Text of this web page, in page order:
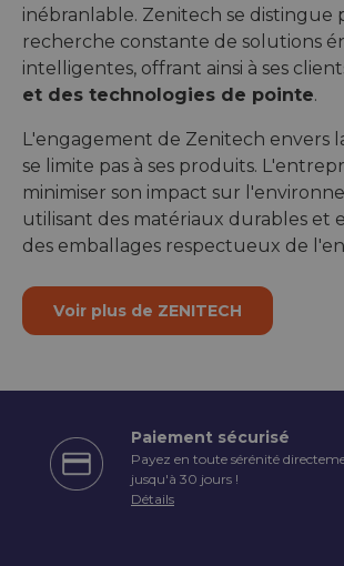
inébranlable. Zenitech se distingue
recherche constante de solutions
intelligentes, offrant ainsi à ses
et des technologies de pointe.
L'engagement de Zenitech envers
se limite pas à ses produits.
minimiser son impact sur
utilisant des matériaux durables et
des emballages respectueux de
Voir plus de ZENITECH
Paiement sécurisé
Payez en toute sérénité
jusqu'à 30 jours !
Détails